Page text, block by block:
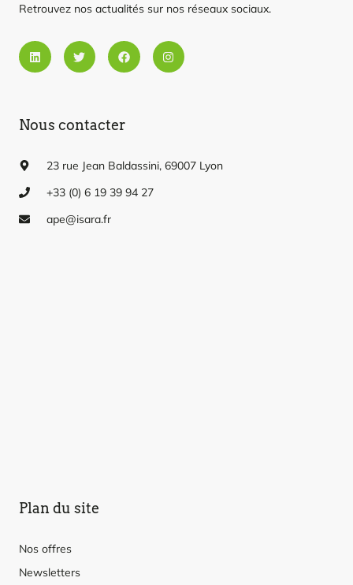
Retrouvez nos actualités sur nos réseaux sociaux.
LinkedinTwitter FacebookInstagram
Nous contacter
23 rue Jean Baldassini, 69007 Lyon
+33 (0) 6 19 39 94 27
ape@isara.fr
Plan du site
Nos offres
Newsletters